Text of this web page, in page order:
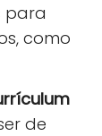
para
como
de